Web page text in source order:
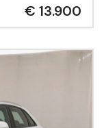
€ 13.900